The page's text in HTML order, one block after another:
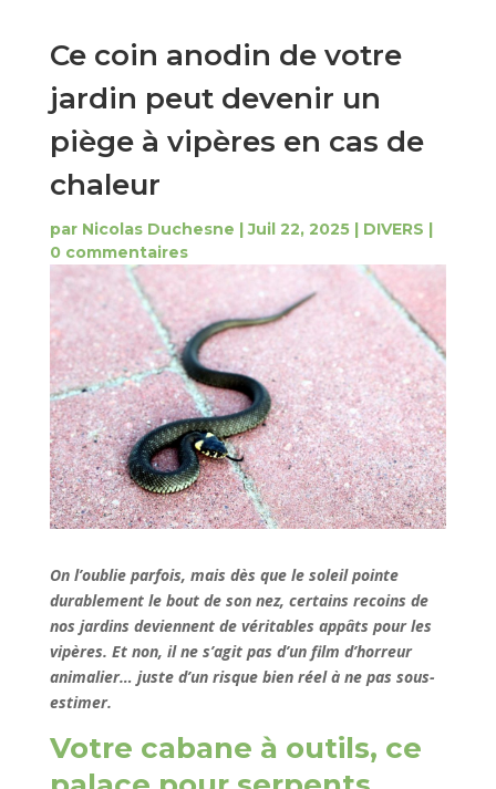
Ce coin anodin de votre
jardin peut devenir un
piège à vipères en cas de
chaleur
par Nicolas Duchesne |Juil 22, 2025| DIVERS |
0 commentaires
On l’oublie parfois, mais dès que le soleil pointe
durablement le bout de son nez, certains recoins de
nos jardins deviennent de véritables appâts pour les
vipères. Et non, il ne s’agit pas d’un film d’horreur
animalier… juste d’un risque bien réel à ne pas sous-
estimer.
Votre cabane à outils, ce